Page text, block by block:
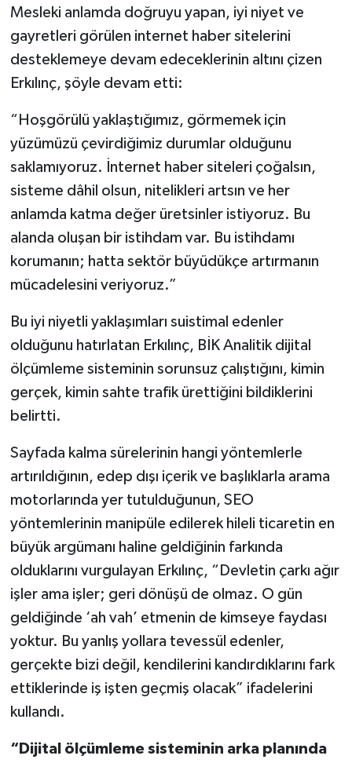
Mesleki anlamda doğruyu yapan, iyi niyet ve
gayretleri görülen internet haber sitelerini
desteklemeye devam edeceklerinin altını çizen
Erkılınç, şöyle devam etti:
“Hoşgörülü yaklaştığımız, görmemek için
yüzümüzü çevirdiğimiz durumlar olduğunu
saklamıyoruz. İnternet haber siteleri çoğalsın,
sisteme dâhil olsun, nitelikleri artsın ve her
anlamda katma değer üretsinler istiyoruz. Bu
alanda oluşan bir istihdam var. Bu istihdamı
korumanın; hatta sektör büyüdükçe artırmanın
mücadelesini veriyoruz.”
Bu iyi niyetli yaklaşımları suistimal edenler
olduğunu hatırlatan Erkılınç, BİK Analitik dijital
ölçümleme sisteminin sorunsuz çalıştığını, kimin
gerçek, kimin sahte trafik ürettiğini bildiklerini
belirtti.
Sayfada kalma sürelerinin hangi yöntemlerle
artırıldığının, edep dışı içerik ve başlıklarla arama
motorlarında yer tutulduğunun, SEO
yöntemlerinin manipüle edilerek hileli ticaretin en
büyük argümanı haline geldiğinin farkında
olduklarını vurgulayan Erkılınç, “Devletin çarkı ağır
işler ama işler; geri dönüşü de olmaz. O gün
geldiğinde ‘ah vah’ etmenin de kimseye faydası
yoktur. Bu yanlış yollara tevessül edenler,
gerçekte bizi değil, kendilerini kandırdıklarını fark
ettiklerinde iş işten geçmiş olacak” ifadelerini
kullandı.
“Dijital ölçümleme sisteminin arka planında